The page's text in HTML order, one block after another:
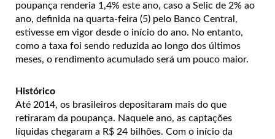
poupança renderia 1,4% este ano, caso a Selic de 2% ao
ano, definida na quarta-feira (5) pelo Banco Central,
estivesse em vigor desde o início do ano. No entanto,
como a taxa foi sendo reduzida ao longo dos últimos
meses, o rendimento acumulado será um pouco maior.
Histórico
Até 2014, os brasileiros depositaram mais do que
retiraram da poupança. Naquele ano, as captações
líquidas chegaram a R$ 24 bilhões. Com o início da